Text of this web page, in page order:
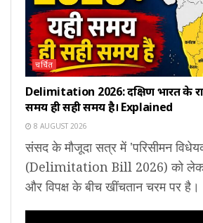
चर्चित
Delimitation 2026: दक्षिण भारत के
समय ही सही समय है। Explained
8 AUGUST 2026
संसद के मौजूदा सत्र में 'परिसीमन
(Delimitation Bill 2026) को
और विपक्ष के बीच खींचतान चरम पर